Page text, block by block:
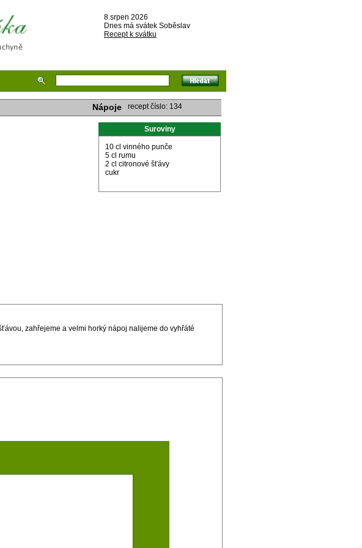
8.srpen 2026
Dnes má svátek Soběslav
Recept k svátku
Nápoje recept číslo: 134
Suroviny
10 cl vinného punče
5 cl rumu
2 cl citronové šťávy
cukr
zahřejeme a velmi horký nápoj nalijeme do vyhřáté